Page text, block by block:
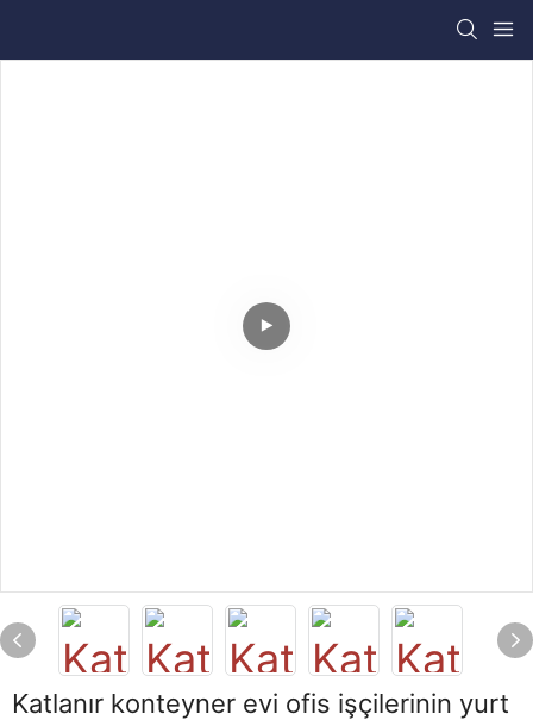
Katlanır konteyner evi ofis işçilerinin yurt